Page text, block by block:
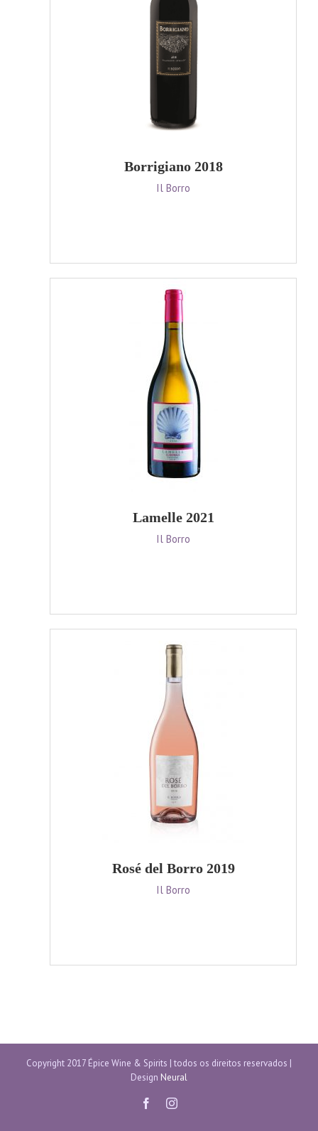
Borrigiano 2018
Il Borro
Lamelle 2021
Il Borro
Rosé del Borro 2019
Il Borro
Copyright 2017 Épice Wine & Spirits | todos os direitos reservados |
Design Neural
facebookinstagram